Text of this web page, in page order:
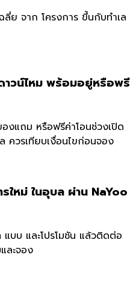
ลี่ย จาก โครงการ ขึ้นกับทำเล
าวน์ไหม พร้อมอยู่หรือพรี
งแถม หรือฟรีค่าโอนช่วงเปิด
ควรเทียบเงื่อนไขก่อนจอง
ใหม่ ในอุบล ผ่าน NaYoo
แบบ และโปรโมชัน แล้วติดต่อ
ละจอง